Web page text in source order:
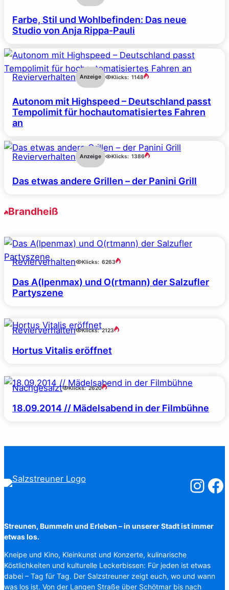
Farbe, Stil und Wohlbefinden: Das neue
Studio von Anja Rippa-Pauli
Revierverhalten Anzeige Klicks: 1148
Autonom mit Highspeed – Deutschland passt
Tempolimit für hochautomatisiertes Fahren
an
Revierverhalten Anzeige Klicks: 1386
Das etwas andere Grillen – der Panini Grill
Brandheiß
Revierverhalten Klicks: 6263
Das A(lpenmax) und O(rtmann) der Salzufler
Partyszene
Revierverhalten Klicks: 2123
Hortus Vitalis eröffnet
Nachgesalzt Klicks: 2620
18.09.2014 // Mädelsabend in der Filmbühne
Streunen, Bummeln und Erleben – in unserer Stadt ist immer
etwas los.
Kneipe und Kino, Kleinkunst und Konzerte, kulinarische
Köstlichkeiten und kulturelle Leckerbissen: Für jeden ist etwas
dabei – Tag für Tag. Der Salzstreuner zeigt euch, wo und wann
was los ist. Von der Langen Straße über Schötmar bis nach